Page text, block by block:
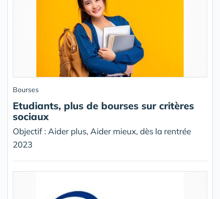
Bourses
Etudiants, plus de bourses sur critères
sociaux
Objectif : Aider plus, Aider mieux, dès la rentrée
2023